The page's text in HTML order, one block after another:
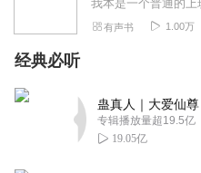
有声书 1.00万
经典必听
专辑播放量超19.5亿
19.05亿